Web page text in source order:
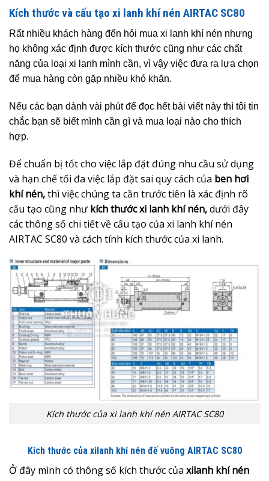
Kích thước và cấu tạo xi lanh khí nén AIRTAC SC80
Rất nhiều khách hàng đến hỏi mua xi lanh khí nén nhưng
họ không xác định được kích thước cũng như các chất
năng của loại xi lanh mình cần, vì vậy việc đưa ra lựa chọn
để mua hàng còn gặp nhiều khó khăn.
Nếu các bạn dành vài phút để đọc hết bài viết này thì tôi tin
chắc bạn sẽ biết mình cần gì và mua loại nào cho thích
hợp.
Để chuẩn bị tốt cho việc lắp đặt đúng nhu cầu sử dụng
và hạn chế tối đa việc lắp đặt sai quy cách của ben hơi
khí nén,thì việc chúng ta cần trước tiên là xác định rõ
cấu tạo cũng như kích thước xi lanh khí nén,dưới đây
các thông số chi tiết về cấu tạo của xi lanh khí nén
AIRTAC SC80 và cách tính kích thước của xi lanh.
Kích thước của xi lanh khí nén AIRTAC SC80
Kích thước của xilanh khí nén đế vuông AIRTAC SC80
Ở đây mình có thông số kích thước của xilanh khí nén